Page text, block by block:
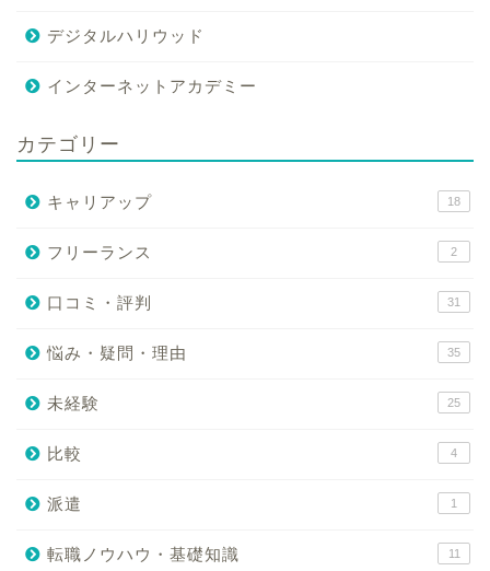
デジタルハリウッド
インターネットアカデミー
カテゴリー
キャリアップ 18
フリーランス 2
口コミ・評判 31
悩み・疑問・理由 35
未経験 25
比較 4
派遣 1
転職ノウハウ・基礎知識 11